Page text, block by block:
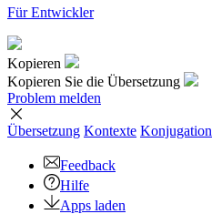
Für Entwickler
Kopieren
Kopieren Sie die Übersetzung
Problem melden
Übersetzung Kontexte Konjugation
Feedback
Hilfe
Apps laden